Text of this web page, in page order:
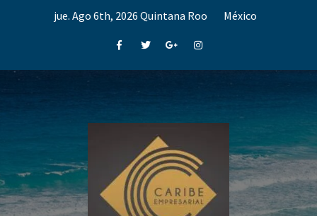
jue. Ago 6th, 2026 Quintana Roo México
FacebookTwitterGoogle+Instagram